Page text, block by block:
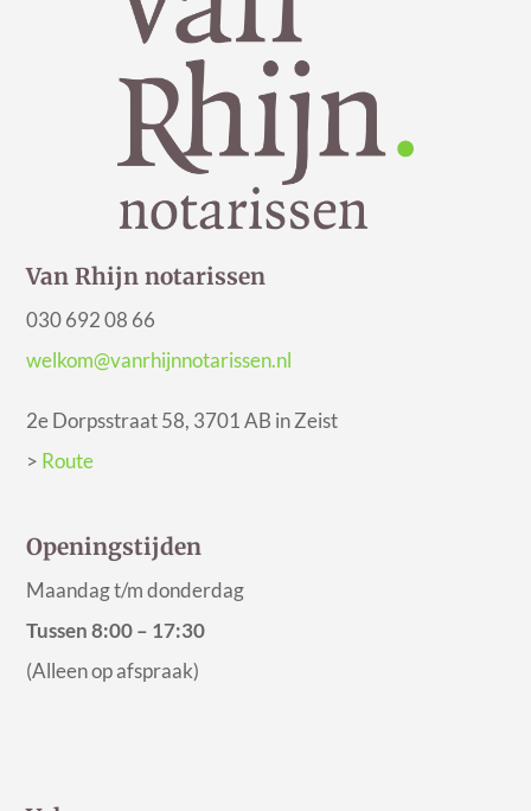
Van Rhijn notarissen
030 692 08 66
welkom@vanrhijnnotarissen.nl
2e Dorpsstraat 58, 3701 AB in Zeist
> Route
Openingstijden
Maandag t/m donderdag
Tussen 8:00 – 17:30
(Alleen op afspraak)